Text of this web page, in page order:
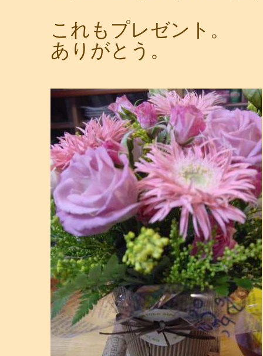
これもプレゼント。
ありがとう。